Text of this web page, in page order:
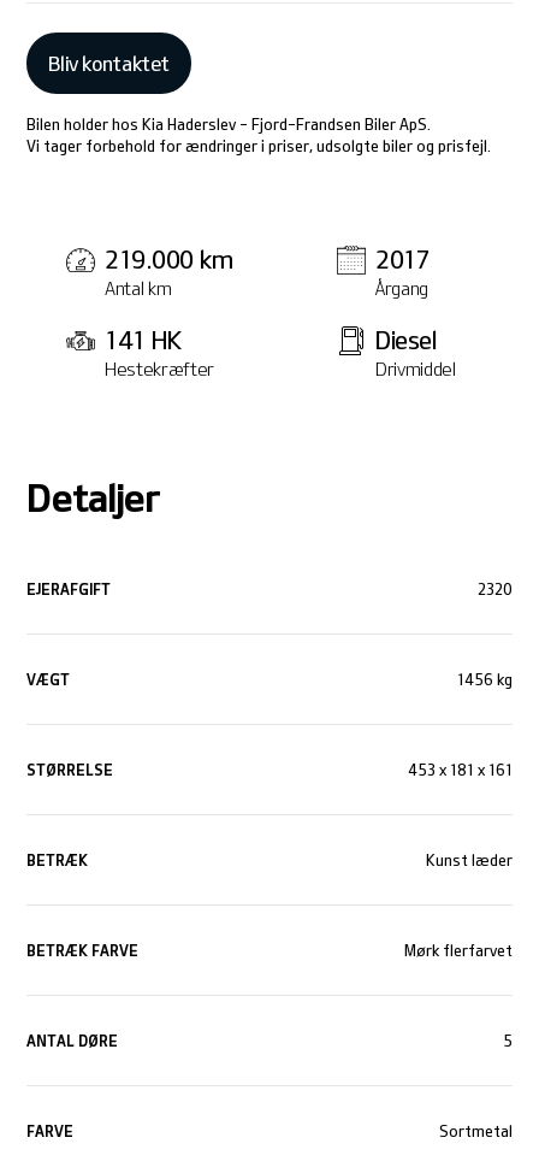
Bliv kontaktet
Bilen holder hos Kia Haderslev - Fjord-Frandsen Biler ApS.
Vi tager forbehold for ændringer i priser, udsolgte biler og prisfejl.
219.000 km
Antal km
2017
Årgang
141 HK
Hestekræfter
Diesel
Drivmiddel
Detaljer
EJERAFGIFT 2320
VÆGT 1456 kg
STØRRELSE 453 x 181 x 161
BETRÆK Kunst læder
BETRÆK FARVE Mørk flerfarvet
ANTAL DØRE 5
FARVE Sortmetal